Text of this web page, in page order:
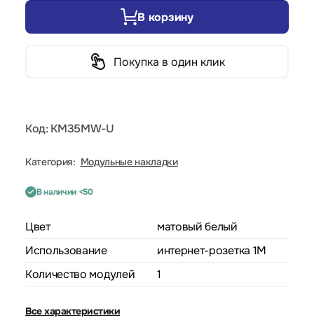
В корзину
Покупка в один клик
Код: KM35MW-U
Категория: Модульные накладки
В наличии <50
Цвет
матовый белый
Использование
интернет-розетка 1M
Количество модулей
1
Все характеристики